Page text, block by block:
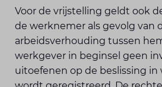
Voor de vrijstelling geldt ook
de werknemer als gevolg van
arbeidsverhouding tussen
werkgever in beginsel geen
uitoefenen op de beslissing in